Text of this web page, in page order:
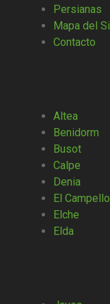
Persianas
Mapa del
Contacto
Altea
Benidorm
Busot
Calpe
Denia
El Campello
Elche
Elda